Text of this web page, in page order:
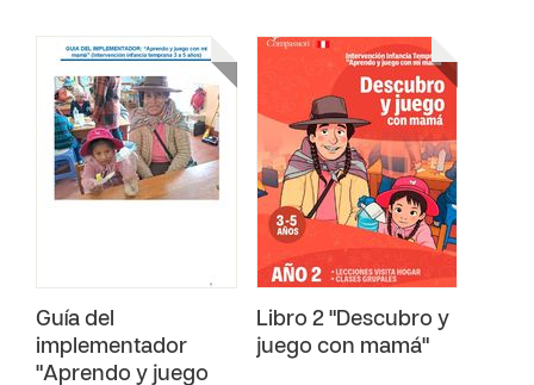
Guía del
implementador
"Aprendo y juego
Libro 2 "Descubro y
juego con mamá"